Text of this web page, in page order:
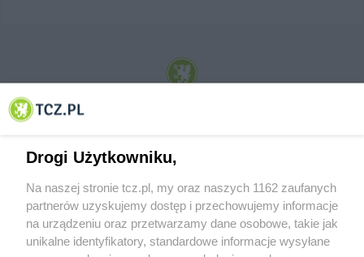
© 2001-2026 Tczew - TCZ.PL Sp. z o.o. Internetowy Serwis Informacyjny Miasta
Drogi Użytkowniku,
Na naszej stronie tcz.pl, my oraz naszych 1162 zaufanych
partnerów uzyskujemy dostęp i przechowujemy informacje
na urządzeniu oraz przetwarzamy dane osobowe, takie jak
unikalne identyfikatory, standardowe informacje wysyłane